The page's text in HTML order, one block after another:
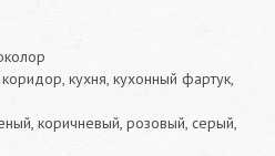
кухня, кухонный фартук,
коричневый, розовый, серый,